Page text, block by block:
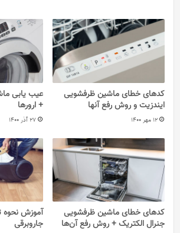
کدهای خطای ماشین ظرفشویی
ایندزیت و روش رفع آنها
12 مهر 1400
عیب ‌یابی
+ ارورها
27 آذر 1400
کدهای خطای ماشین ظرفشویی
جنرال الکتریک + روش رفع آن‌ها
آموزش نحوه
جاروبرقی